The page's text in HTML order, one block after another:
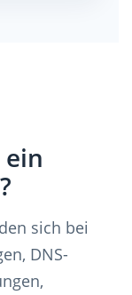
sich bei
DNS-